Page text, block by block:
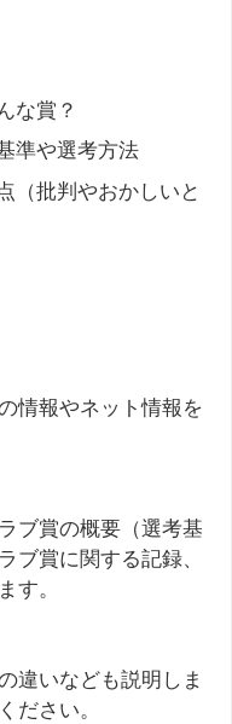
な賞？
準や選考方法
（批判やおかしいと
情報やネット情報を
ブ賞の概要（選考基
ブ賞に関する記録、
す。
違いなども説明しま
ださい。